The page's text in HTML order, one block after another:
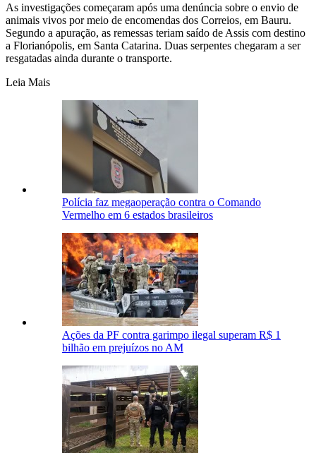
As investigações começaram após uma denúncia sobre o envio de
animais vivos por meio de encomendas dos Correios, em Bauru.
Segundo a apuração, as remessas teriam saído de Assis com destino
a Florianópolis, em Santa Catarina. Duas serpentes chegaram a ser
resgatadas ainda durante o transporte.
Leia Mais
Polícia faz megaoperação contra o Comando
Vermelho em 6 estados brasileiros
Ações da PF contra garimpo ilegal superam R$ 1
bilhão em prejuízos no AM